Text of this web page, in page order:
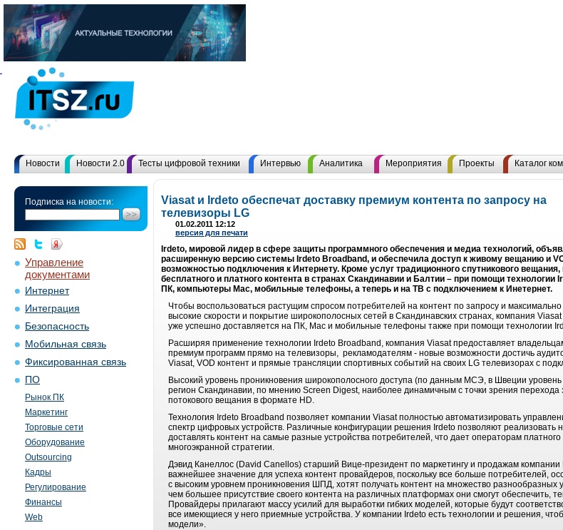
Новости Новости 2.0 Тесты цифровой техники Интервью Аналитика Мероприятия Проекты Каталог
Подписка на новости:
Управление
документами
Интернет
Интеграция
Безопасность
Мобильная связь
Фиксированная связь
ПО
Рынок ПК
Маркетинг
Торговые сети
Оборудование
Outsourcing
Кадры
Регулирование
Финансы
Web
Viasat и Irdeto обеспечат доставку премиум контента по запросу на
телевизоры LG
01.02.2011 12:12
версия для печати
Irdeto, мировой лидер в сфере защиты программного обеспечения и медиа технологий,
расширенную версию системы Irdeto Broadband, и обеспечила доступ к живому вещанию и
возможностью подключения к Интернету. Кроме услуг традиционного спутникового
бесплатного и платного контента в странах Скандинавии и Балтии – при помощи технологии
ПК, компьютеры Mac, мобильные телефоны, а теперь и на ТВ с подключением к Инетернет.
Чтобы воспользоваться растущим спросом потребителей на контент по запросу и
высокие скорости и покрытие широкополосных сетей в Скандинавских странах, компания
уже успешно доставляется на ПК, Мас и мобильные телефоны также при помощи технологии
Расширяя применение технологии Irdeto Broadband, компания Viasat предоставляет
премиум программ прямо на телевизоры, рекламодателям - новые возможности достичь
Viasat, VOD контент и прямые трансляции спортивных событий на своих LG телевизорах с
Высокий уровень проникновения широкополосного доступа (по данным МСЭ, в Швеции
регион Скандинавии, по мнению Screen Digest, наиболее динамичным с точки зрения перехода
потокового вещания в формате HD.
Технология Irdeto Broadband позволяет компании Viasat полностью автоматизировать
спектр цифровых устройств. Различные конфигурации решения Irdeto позволяют реализовать
доставлять контент на самые разные устройства потребителей, что дает операторам
многоэкранной стратегии.
Дэвид Канеллос (David Canellos) старший Вице-президент по маркетингу и продажам
важнейшее значение для успеха контент провайдеров, поскольку все больше потребителей,
с высоким уровнем проникновения ШПД, хотят получать контент на множество
чем большее присутствие своего контента на различных платформах они смогут обеспечить,
Провайдеры прилагают массу усилий для выработки гибких моделей, которые будут
все имеющиеся у него приемные устройства. У компании Irdeto есть технологии и решения,
модели».